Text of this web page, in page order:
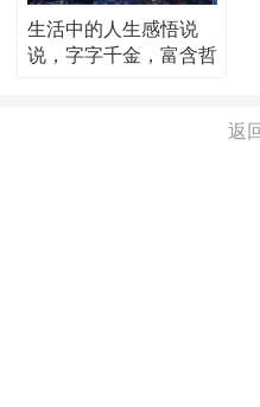
生活中的人生感悟说
说，字字千金，富含哲
返